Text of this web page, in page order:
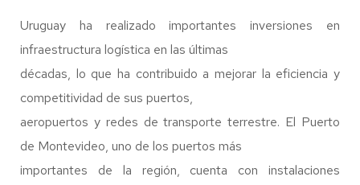
Uruguay ha realizado importantes inversiones en
infraestructura logística en las últimas
décadas, lo que ha contribuido a mejorar la eficiencia y
competitividad de sus puertos,
aeropuertos y redes de transporte terrestre. El Puerto
de Montevideo, uno de los puertos más
importantes de la región, cuenta con instalaciones